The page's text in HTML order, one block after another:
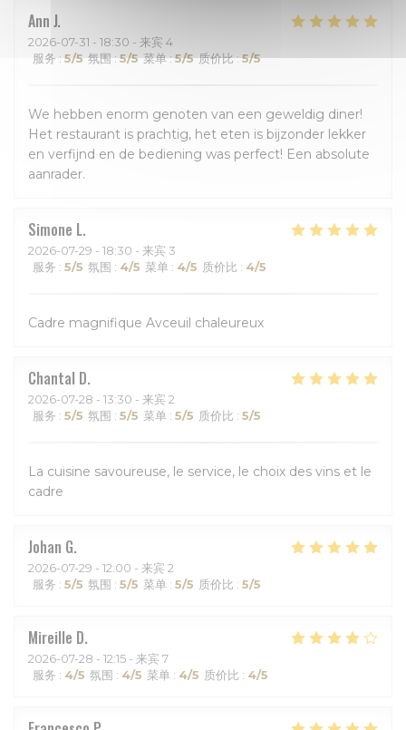
Ann J
2026-07-31 - 18:30 - 来宾 4
服务 : 5/5 氛围:5/5 菜单:5/5 质价比:5/5
We hebben enorm genoten van een geweldig diner!
Het restaurant is prachtig, het eten is bijzonder lekker
en verfijnd en de bediening was perfect! Een absolute
aanrader.
Simone L
2026-07-29 - 18:30 - 来宾 3
服务 : 5/5 氛围 : 4/5 菜单 : 4/5 质价比 : 4/5
Cadre magnifique Avceuil chaleureux
Chantal D
2026-07-28 - 13:30 - 来宾 2
服务 : 5/5 氛围 : 5/5 菜单 : 5/5 质价比 : 5/5
La cuisine savoureuse, le service, le choix des vins et le
cadre
Johan G
2026-07-29 - 12:00 - 来宾 2
服务 : 5/5 氛围 : 5/5 菜单 : 5/5 质价比 : 5/5
Mireille D
2026-07-28 - 12:15 - 来宾 7
服务 : 4/5 氛围 : 4/5 菜单 : 4/5 质价比 : 4/5